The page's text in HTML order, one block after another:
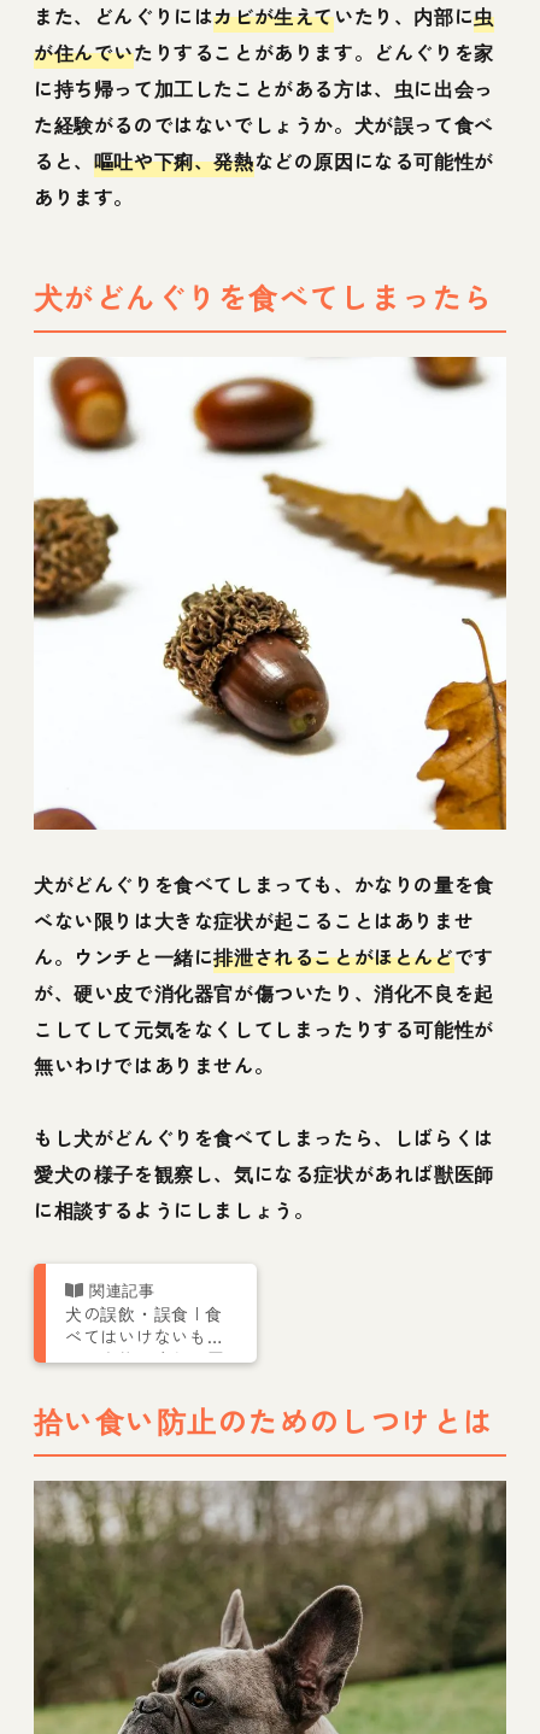
また、どんぐりにはカビが生えていたり、内部に虫
が住んでいたりすることがあります。どんぐりを家
に持ち帰って加工したことがある方は、虫に出会っ
た経験がるのではないでしょうか。犬が誤って食べ
ると、 嘔吐や下痢、発熱などの原因になる可能性が
あります。
犬がどんぐりを食べてしまったら
犬がどんぐりを食べてしまっても、かなりの量を食
べない限りは大きな症状が起こることはありませ
ん。ウンチと一緒に排泄されることがほとんどです
が、硬い皮で消化器官が傷ついたり、消化不良を起
こしてして元気をなくしてしまったりする可能性が
無いわけではありません。
もし犬がどんぐりを食べてしまったら、しばらくは
愛犬の様子を観察し、気になる症状があれば獣医師
に相談するようにしましょう。
犬の誤飲・誤食 | 食
べてはいけないも
の、症状や応急処置
拾い食い防止のためのしつけとは